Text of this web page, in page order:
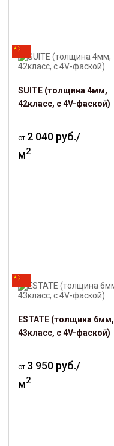
SUITE (толщина 4мм,
42класс, с 4V-фаской)
от 2 040 руб./
м2
ESTATE (толщина 6мм,
43класс, с 4V-фаской)
от 3 950 руб./
м2